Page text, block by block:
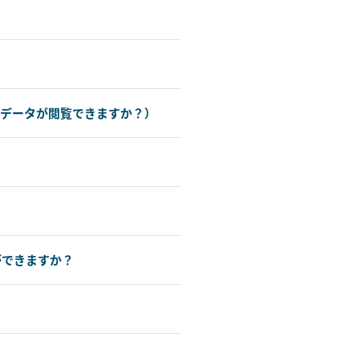
ータが閲覧できますか？）
きますか？